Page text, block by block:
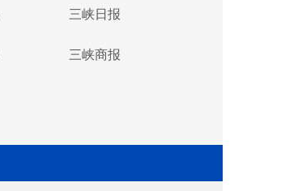
三峡日报
三峡商报